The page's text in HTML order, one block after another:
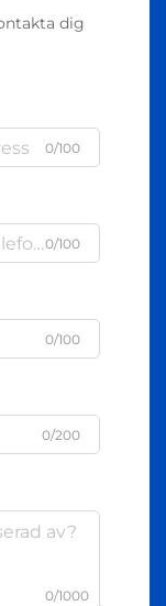
dig
0/100
0/100
0/100
0/200
0/1000